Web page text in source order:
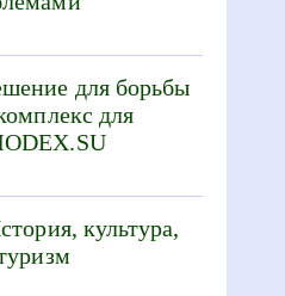
для борьбы
для
культура,